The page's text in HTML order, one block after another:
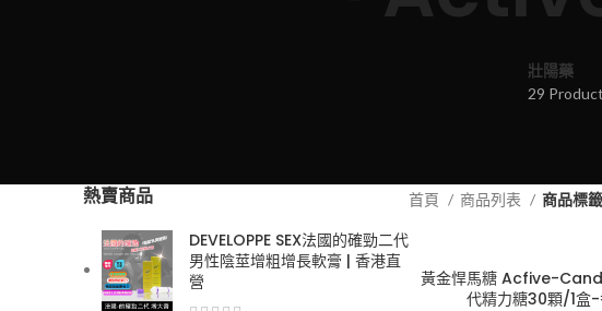
壯陽藥
29
熱賣商品
DEVELOPPE SEX法國的確勁二代
男性陰莖增粗增長軟膏 | 香港直
營
首頁 商品列表 商品標
黃金悍馬糖 Acfive-
代精力糖30顆/1盒-